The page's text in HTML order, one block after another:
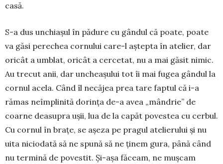
casă.
S-a dus unchiașul în pădure cu gândul că poate, poate
va găsi perechea cornului care-l aștepta în atelier, dar
oricât a umblat, oricât a cercetat, nu a mai găsit nimic.
Au trecut anii, dar uncheașului tot îi mai fugea gândul la
cornul acela. Când îl necăjea prea tare faptul că i-a
rămas neîmplinită dorința de-a avea „mândrie” de
coarne deasupra ușii, lua de la capăt povestea cu cerbul.
Cu cornul în brațe, se așeza pe pragul atelierului și nu
uita niciodată să ne spună să ne ținem gura, până când
nu termină de povestit. Și-așa făceam, ne mușcam